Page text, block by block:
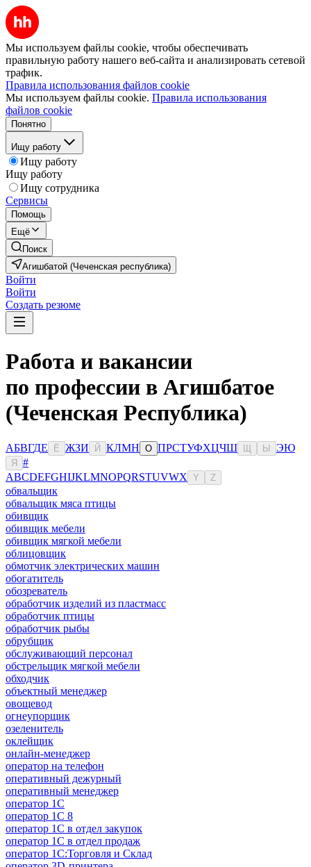
Мы используем файлы cookie, чтобы обеспечивать
правильную работу нашего веб-сайта и анализировать сетевой
трафик.
Правила использования файлов cookie
Мы используем файлы cookie. Правила использования
файлов cookie
Понятно
Ищу работу
Ищу работу
Ищу работу
Ищу сотрудника
Сервисы
Помощь
Ещё
Поиск
Агишбатой (Чеченская республика)
Войти
Войти
Создать резюме
Работа и вакансии
по профессии в Агишбатое
(Чеченская Республика)
АБВГДЕ Ё ЖЗИ Й КЛМН О ПРСТУФХЦЧШ Ы ЭЮ
Я
#
ABCDEFGHIJKLMNOPQRSTUVWX Y Z
обвальщик
обвальщик мяса птицы
обивщик
обивщик мебели
обивщик мягкой мебели
облицовщик
обмотчик электрических машин
обогатитель
обозреватель
обработчик изделий из пластмасс
обработчик птицы
обработчик рыбы
обрубщик
обслуживающий персонал
обстрельщик мягкой мебели
обходчик
объектный менеджер
овощевод
огнеупорщик
озеленитель
оклейщик
онлайн-менеджер
опeрaтoр нa тeлeфoн
оперативный дежурный
оперативный менеджер
оператор 1C
оператор 1С 8
оператор 1С в отдел закупок
оператор 1С в отдел продаж
оператор 1С:Торговля и Склад